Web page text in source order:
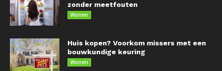
zonder meetfouten
Wonen
Huis kopen? Voorkom missers met een
bouwkundige keuring
Wonen